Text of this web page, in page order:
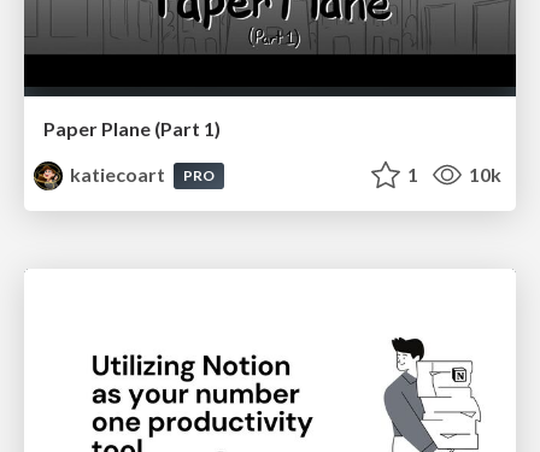
Paper Plane (Part 1)
katiecoart
PRO 1 10k